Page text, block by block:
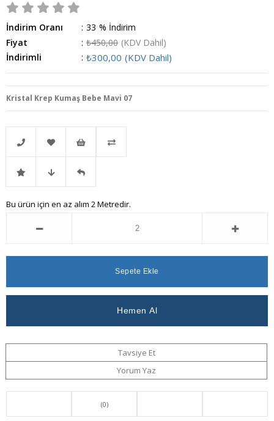
İndirim Oranı : %
33
İndirim
Fiyat
: ₺450,00 (KDV Dahil)
İndirimli
: ₺300,00 (KDV Dahil)
Kristal Krep Kumaş Bebe Mavi 07
Telefonla
Sipariş
Favorilere
Ekle
İstek
Listeme
İndirimli Fiyat
Ver
Gelince
Bu ürün için en az alım 2 Metredir.
Tavsiye Et
Yorum Yaz
(0)